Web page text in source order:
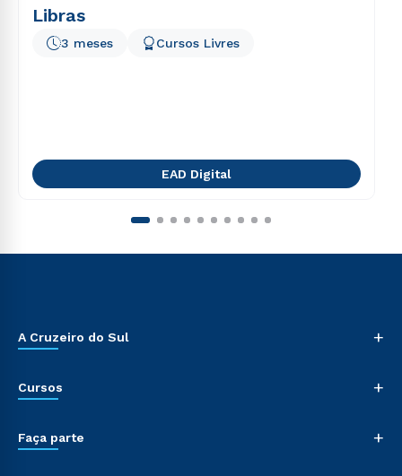
Libras
3 meses Cursos Livres
EAD Digital
A Cruzeiro do Sul +
Cursos +
Faça parte +